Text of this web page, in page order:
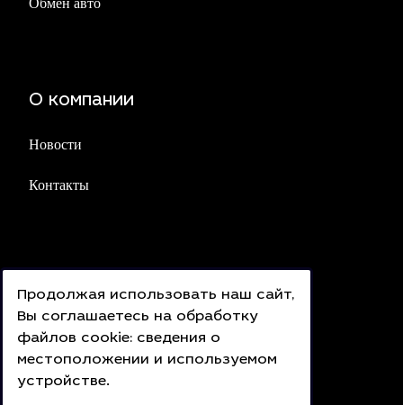
Обмен авто
О компании
Новости
Контакты
+7 (4822) 797-797
info@autopremium-tver.ru
Продолжая использовать наш сайт,
Вы соглашаетесь на обработку
файлов cookie: сведения о
местоположении и используемом
устройстве.